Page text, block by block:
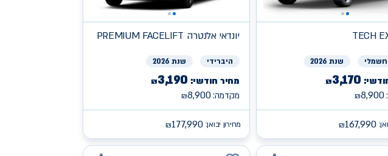
TECH
חשמלי שנת 2026
₪3,170
₪8,900
₪167,990
יונדאיPREMIUM FACELIFT אלנטרה
היברידי שנת 2026
מחיר חודשי: ₪3,190
מקדמה: ₪8,900
מחירון יבואן: ₪177,990